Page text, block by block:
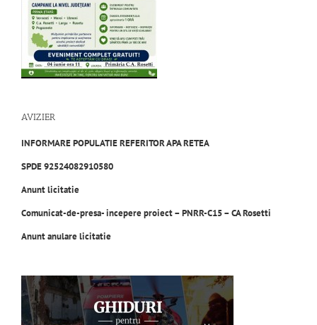
AVIZIER
INFORMARE POPULATIE REFERITOR APA RETEA
SPDE 92524082910580
Anunt licitatie
Comunicat-de-presa- incepere proiect – PNRR-C15 – CA Rosetti
Anunt anulare licitatie